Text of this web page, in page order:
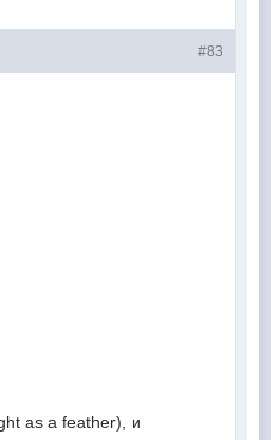
#83
as a feather), и